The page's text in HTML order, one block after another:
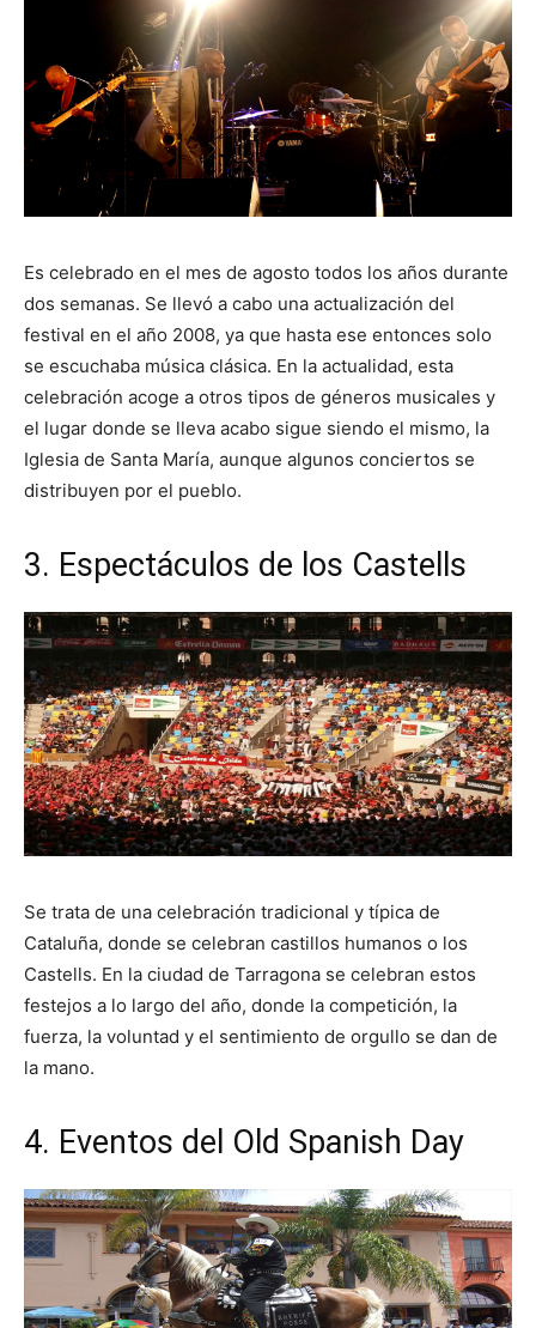
Es celebrado en el mes de agosto todos los años durante
dos semanas. Se llevó a cabo una actualización del
festival en el año 2008, ya que hasta ese entonces solo
se escuchaba música clásica. En la actualidad, esta
celebración acoge a otros tipos de géneros musicales y
el lugar donde se lleva acabo sigue siendo el mismo, la
Iglesia de Santa María, aunque algunos conciertos se
distribuyen por el pueblo.
3. Espectáculos de los Castells
Se trata de una celebración tradicional y típica de
Cataluña, donde se celebran castillos humanos o los
Castells. En la ciudad de Tarragona se celebran estos
festejos a lo largo del año, donde la competición, la
fuerza, la voluntad y el sentimiento de orgullo se dan de
la mano.
4. Eventos del Old Spanish Day